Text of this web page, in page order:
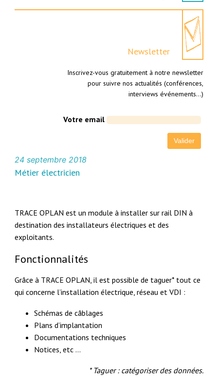
Newsletter
Inscrivez-vous gratuitement à notre newsletter
pour suivre nos actualités (conférences,
interviews événements…)
Votre email
24 septembre 2018
Métier électricien
TRACE OPLAN est un module à installer sur rail DIN à
destination des installateurs électriques et des
exploitants.
Fonctionnalités
Grâce à TRACE OPLAN, il est possible de taguer* tout ce
qui concerne l’installation électrique, réseau et VDI :
Schémas de câblages
Plans d’implantation
Documentations techniques
Notices, etc …
* Taguer : catégoriser des données.